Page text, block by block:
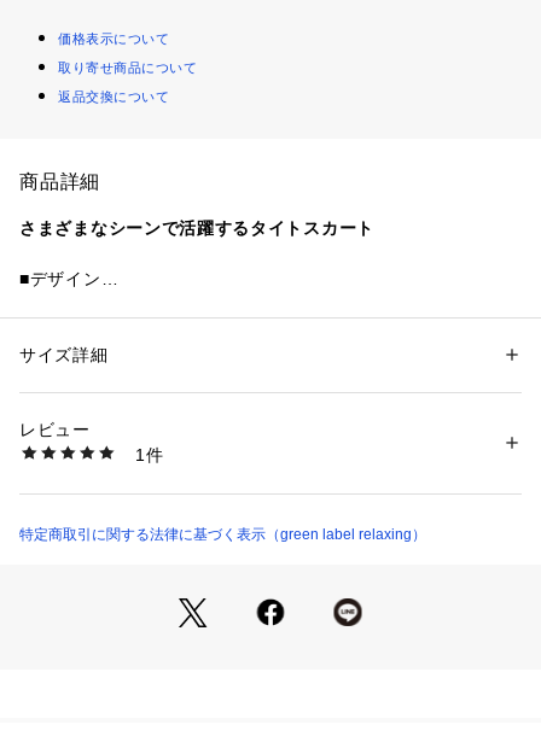
価格表示について
取り寄せ商品について
返品交換について
商品詳細
さまざまなシーンで活躍するタイトスカート
■デザイン
ウエストはゴム仕様ではき心地がイージーながらも、ウエスト
ます♪
デイリーシーンからビジネスシーンまで幅広く活躍する一着で
■素材
同素材のトップスと合わせたセットアップとしての着こなしが
性別：レディース
素材：ナイロン77％ ポリウレタン23％
洗濯：洗濯機洗い可
※詳しい洗濯方法については、商品の品質表示タグをご覧ください
36241000036 （ショップ）
サイズ詳細
レビュー
1件
特定商取引に関する法律に基づく表示（green label relaxing）